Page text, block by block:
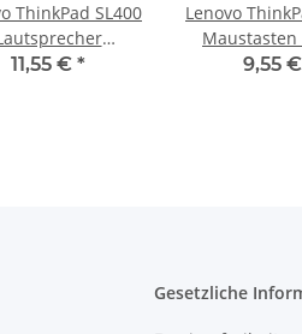
ThinkPad SL400
#3705
11,55 € *
Lenovo
Board mit
9,55 €
Gesetzliche